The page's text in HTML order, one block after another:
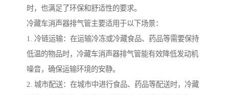
时，也满足了环保和舒适性的要求。
冷藏车消声器排气管主要适用于以下场景：
1. 冷链运输：在运输冷冻或冷藏食品、药品等需要保持
低温的物品时，冷藏车消声器排气管能有效降低发动机
噪音，确保运输环境的安静。
2. 城市配送：在城市中进行食品、药品等配送时，冷藏